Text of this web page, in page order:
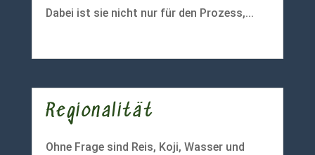
Dabei ist sie nicht nur für den Prozess,...
Regionalität
Ohne Frage sind Reis, Koji, Wasser und